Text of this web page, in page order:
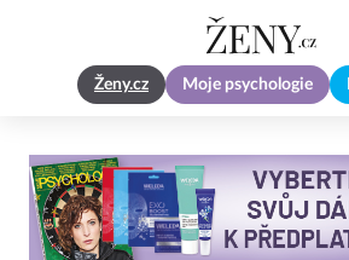
Ženy.cz Moje psychologie